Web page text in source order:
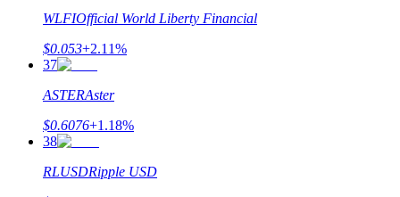
Exclusive for BitMart Users
WLFIOfficial World Liberty Financial
$0.053+2.11%
37
ASTERAster
$0.6076+1.18%
38
RLUSDRipple USD